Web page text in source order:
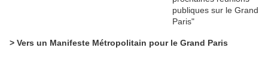
> Vers un Manifeste Métropolitain pour le Grand Paris